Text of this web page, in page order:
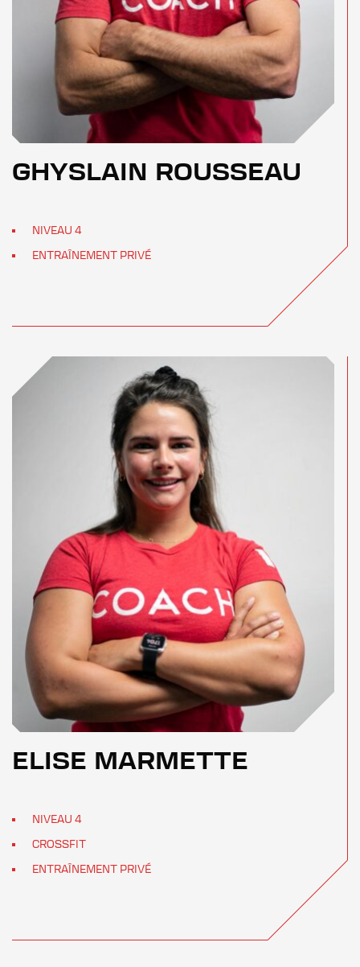
GHYSLAIN ROUSSEAU
NIVEAU 4
ENTRAÎNEMENT PRIVÉ
ELISE MARMETTE
NIVEAU 4
CROSSFIT
ENTRAÎNEMENT PRIVÉ